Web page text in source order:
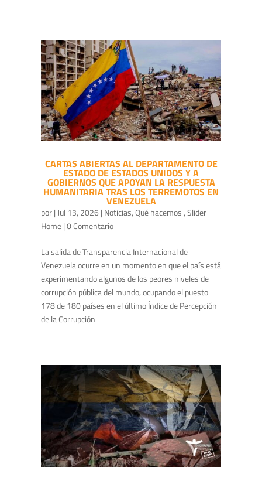
CARTAS ABIERTAS AL DEPARTAMENTO DE
ESTADO DE ESTADOS UNIDOS Y A
GOBIERNOS QUE APOYAN LA RESPUESTA
HUMANITARIA TRAS LOS TERREMOTOS EN
VENEZUELA
por|Jul 13, 2026| Noticias,Qué hacemos,Slider
Home| 0 Comentario
La salida de Transparencia Internacional de
Venezuela ocurre en un momento en que el país está
experimentando algunos de los peores niveles de
corrupción pública del mundo, ocupando el puesto
178 de 180 países en el último Índice de Percepción
de la Corrupción